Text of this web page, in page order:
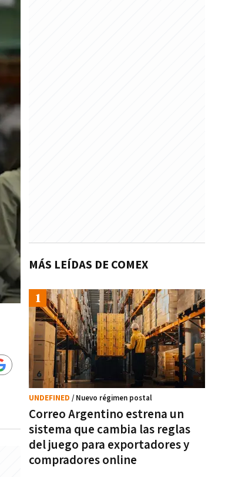
MÁS LEÍDAS DE COMEX
Correo Argentino estrena un
sistema que cambia las reglas
del juego para exportadores y
compradores online
UNDEFINED / Nuevo régimen postal